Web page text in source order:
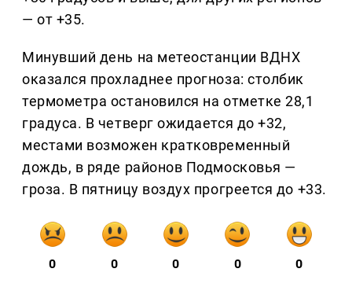
— от +35.
Минувший день на метеостанции ВДНХ
оказался прохладнее прогноза: столбик
термометра остановился на отметке 28,1
градуса. В четверг ожидается до +32,
местами возможен кратковременный
дождь, в ряде районов Подмосковья —
гроза. В пятницу воздух прогреется до +33.
0 0 0 0 0